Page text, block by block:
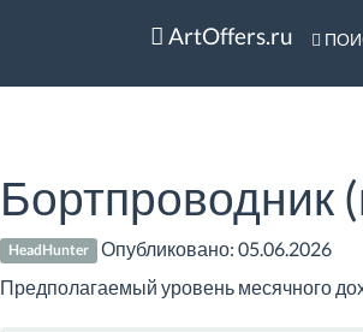
ArtOffers.ru
Бортпроводник
HeadHunter Опубликовано:05.06.2026
Предполагаемый уровень месячного